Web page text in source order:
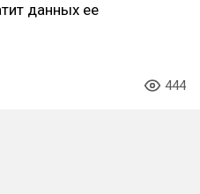
данных ее
444